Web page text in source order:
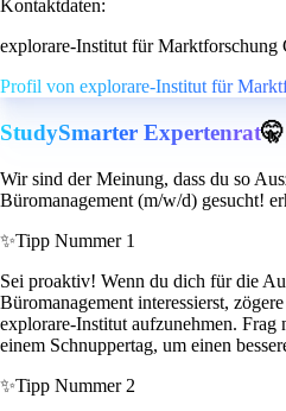
Kontaktdaten:
explorare-Institut für Marktforschung
Profil von explorare-Institut für
StudySmarter Expertenrat🤫
Wir sind der Meinung, dass du so
Büromanagement (m/w/d) gesucht!
✨Tipp Nummer 1
Sei proaktiv! Wenn du dich für die
Büromanagement interessierst,
explorare-Institut aufzunehmen. Frag
einem Schnuppertag, um einen
✨Tipp Nummer 2